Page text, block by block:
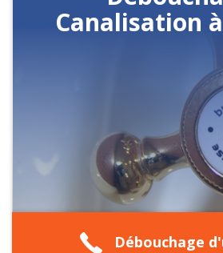
Canalisation
Débouchage